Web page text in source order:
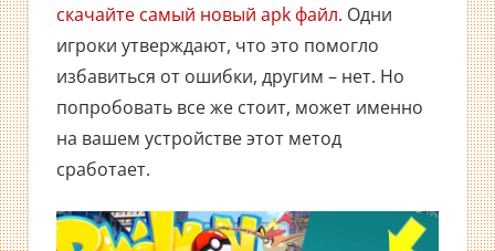
скачайте самый новый apk файл. Одни
игроки утверждают, что это помогло
избавиться от ошибки, другим – нет. Но
попробовать все же стоит, может именно
на вашем устройстве этот метод
сработает.